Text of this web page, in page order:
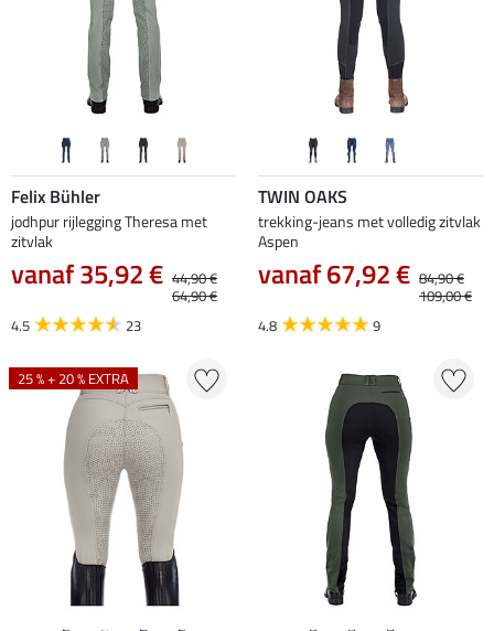
Felix Bühler
jodhpur rijlegging Theresa met
zitvlak
vanaf 35,92 € 44,90 €
64,90 €
4.5
23
TWIN OAKS
trekking-jeans met volledig zitvlak
Aspen
vanaf 67,92 € 84,90 €
109,00 €
4.8
9
25 % + 20 % EXTRA